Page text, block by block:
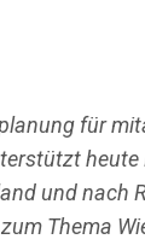
für
und nach
Thema